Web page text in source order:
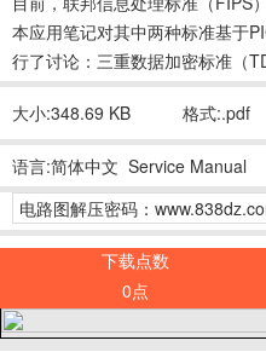
本应用笔记对其中两种标准基于
行了讨论：三重数据加密标准（
大小:348.69 KB 格式:.pdf
语言:简体中文 Service Manual
电路图解压密码：
下载点数
0点